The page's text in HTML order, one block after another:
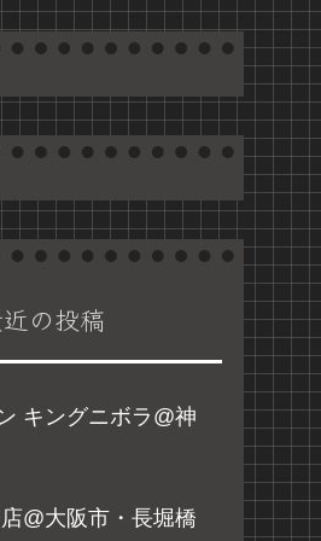
の投稿
キングニボラ@神
@大阪市・長堀橋